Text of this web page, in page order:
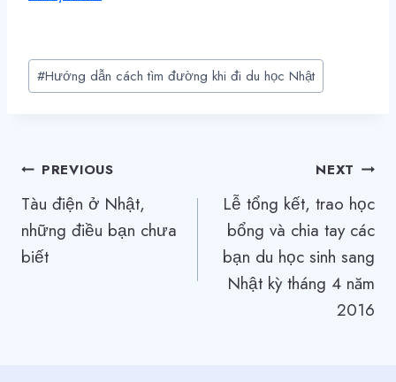
Post
Tags:
#Hướng dẫn cách tìm đường khi đi du học Nhật
Điều
hướng
bài
PREVIOUS
Tàu điện ở Nhật,
những điều bạn chưa
biết
NEXT
Lễ tổng kết, trao học
bổng và chia tay các
bạn du học sinh sang
Nhật kỳ tháng 4 năm
2016